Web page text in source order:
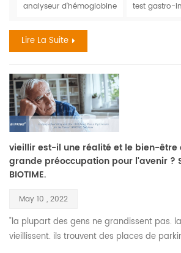
en fer est, en fait, une des troubles
courants., il touche entre trois et cinq
analyseur d'hémoglobine test gastro-
Lire La Suite
vieillir est-il une réalité et le bien-être
grande préoccupation pour l'avenir ?
BIOTIME.
May 10 , 2022
"la plupart des gens ne grandissent pas.
vieillissent. ils trouvent des places de